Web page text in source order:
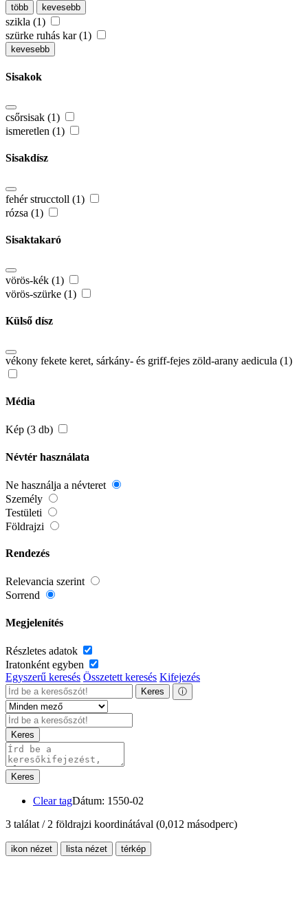
több kevesebb
szikla (1)
szürke ruhás kar (1)
kevesebb
Sisakok
csőrsisak (1)
ismeretlen (1)
Sisakdísz
fehér strucctoll (1)
rózsa (1)
Sisaktakaró
vörös-kék (1)
vörös-szürke (1)
Külső dísz
vékony fekete keret, sárkány- és griff-fejes zöld-arany aedicula (1)
Média
Kép (3 db)
Névtér használata
Ne használja a névteret
Személy
Testületi
Földrajzi
Rendezés
Relevancia szerint
Sorrend
Megjelenítés
Részletes adatok
Iratonként egyben
Egyszerű keresés Összetett keresés Kifejezés
Keres ⓘ
Keres
Keres
Clear tagDátum: 1550-02
3 találat / 2 földrajzi koordinátával (0,012 másodperc)
ikon nézet lista nézet térkép